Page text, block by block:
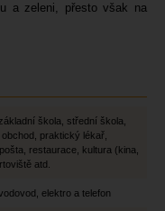
a zeleni, přesto však na
škola, střední škola,
praktický lékař,
restaurace, kultura (kina,
atd.
elektro a telefon